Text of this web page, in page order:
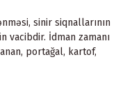
sinir siqnallarının
vacibdir. İdman zamanı
portağal, kartof,